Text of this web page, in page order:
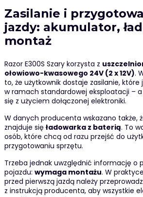
Zasilanie i
jazdy: akumulator,
montaż
Razor E300S Szary korzysta z
ołowiowo-kwasowego 24V (2 x 12V).
to, że użytkownik dostaje zasilanie,
w ramach standardowej eksploatacji – a
się z użyciem dołączonej elektroniki.
W danych producenta wskazano także,
znajduje się ładowarka z baterią. To
osób, które chcą od razu przejść do
przygotowaniu sprzętu.
Trzeba jednak uwzględnić informację o
pojazdu: wymaga montażu. W
przed pierwszą jazdą należy
z instrukcją producenta, aby wszystkie